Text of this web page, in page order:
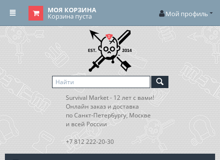
МОЯ КОРЗИНА
Корзина пуста Мой профиль
Survival Market - 12 лет с вами!
Онлайн заказ и доставка
по Санкт-Петербургу, Москве
и всей России
+7 812 222-20-30